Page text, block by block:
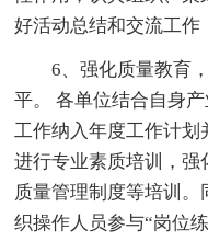
好活动总结和交流工作
6、强化质量教育，
平。 各单位结合自身
工作纳入年度工作计划
进行专业素质培训，强
质量管理制度等培训。
织操作人员参与“岗位